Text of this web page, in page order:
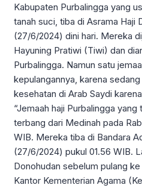
Kabupaten Purbalingga yang
tanah suci, tiba di Asrama Haji
(27/6/2024) dini hari. Mereka
Hayuning Pratiwi (Tiwi) dan
Purbalingga. Namun satu
kepulangannya, karena
kesehatan di Arab Saydi
“Jemaah haji Purbalingga
terbang dari Medinah pada
WIB. Mereka tiba di Bandara
(27/6/2024) pukul 01.56 WIB.
Donohudan sebelum pulang
Kantor Kementerian Agama